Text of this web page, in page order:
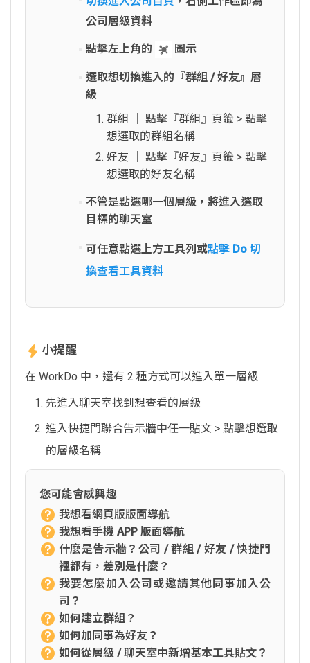
公司層級資料
點擊左上角的 圖示
選取想切換進入的『群組 / 好友』層
級
群組 │ 點擊『群組』頁籤 > 點擊
想選取的群組名稱
好友 │ 點擊『好友』頁籤 > 點擊
想選取的好友名稱
不管是點選哪一個層級，將進入選取
目標的聊天室
可任意點選上方工具列或點擊 Do 切
換查看工具資料
小提醒
在 WorkDo 中，還有 2 種方式可以進入單一層級
先進入聊天室找到想查看的層級
進入快捷門聯合告示牆中任一貼文 > 點擊想選取
的層級名稱
您可能會感興趣
我想看網頁版版面導航
我想看手機 APP 版面導航
什麼是告示牆？公司 / 群組 / 好友 / 快捷門
裡都有，差別是什麼？
我要怎麼加入公司或邀請其他同事加入公
司？
如何建立群組？
如何加同事為好友？
如何從層級 / 聊天室中新增基本工具貼文？